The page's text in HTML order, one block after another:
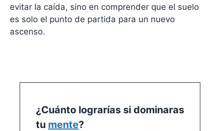
evitar la caída, sino en comprender que el suelo
es solo el punto de partida para un nuevo
ascenso.
¿Cuánto lograrías si dominaras
tu mente?